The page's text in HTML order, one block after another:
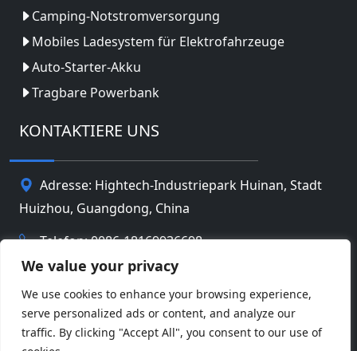
We value your privacy
We use cookies to enhance your browsing experience,
serve personalized ads or content, and analyze our
traffic. By clicking "Accept All", you consent to our use of
Camping-Notstromversorgung
Mobiles Ladesystem für Elektrofahrzeuge
Auto-Starter-Akku
Tragbare Powerbank
KONTAKTIERE UNS
Adresse: Hightech-Industriepark Huinan, Stadt
Huizhou, Guangdong, China
Telefon: 0086-18169936698
info@jbbatterychina.com
Datenschutz-Bestimmungen